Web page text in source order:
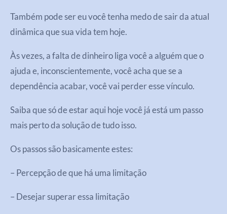
Também pode ser eu você tenha medo de sair da atual
dinâmica que sua vida tem hoje.
Às vezes, a falta de dinheiro liga você a alguém que o
ajuda e, inconscientemente, você acha que se a
dependência acabar, você vai perder esse vínculo.
Saiba que só de estar aqui hoje você já está um passo
mais perto da solução de tudo isso.
Os passos são basicamente estes:
– Percepção de que há uma limitação
– Desejar superar essa limitação